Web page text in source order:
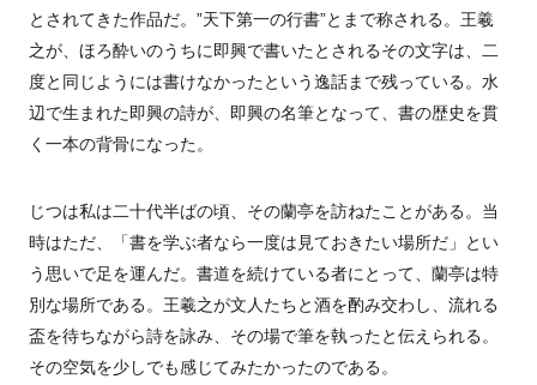
とされてきた作品だ。”天下第一の行書”とまで称される。王羲
之が、ほろ酔いのうちに即興で書いたとされるその文字は、二
度と同じようには書けなかったという逸話まで残っている。水
辺で生まれた即興の詩が、即興の名筆となって、書の歴史を貫
く一本の背骨になった。
じつは私は二十代半ばの頃、その蘭亭を訪ねたことがある。当
時はただ、「書を学ぶ者なら一度は見ておきたい場所だ」とい
う思いで足を運んだ。書道を続けている者にとって、蘭亭は特
別な場所である。王羲之が文人たちと酒を酌み交わし、流れる
盃を待ちながら詩を詠み、その場で筆を執ったと伝えられる。
その空気を少しでも感じてみたかったのである。